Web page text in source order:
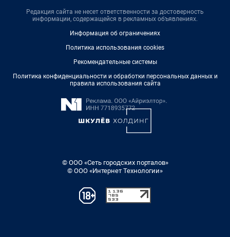
Редакция сайта не несет ответственности за достоверность
информации, содержащейся в рекламных объявлениях.
Информация об ограничениях
Политика использования cookies
Рекомендательные системы
Политика конфиденциальности и обработки персональных данных и
правила использования сайта
© ООО «Сеть городских порталов»
© ООО «Интернет Технологии»